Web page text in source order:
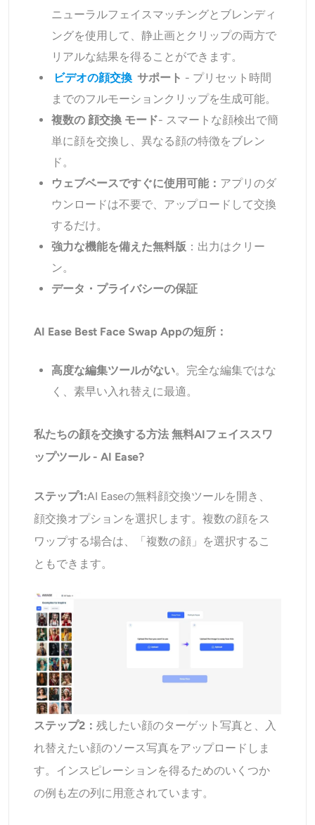
ニューラルフェイスマッチングとブレンディ
ングを使用して、静止画とクリップの両方で
リアルな結果を得ることができます。
ビデオの顔交換 サポート - プリセット時間
までのフルモーションクリップを生成可能。
複数の 顔交換 モード- スマートな顔検出で簡
単に顔を交換し、異なる顔の特徴をブレン
ド。
ウェブベースですぐに使用可能： アプリのダ
ウンロードは不要で、アップロードして交換
するだけ。
強力な機能を備えた無料版 ：出力はクリー
ン。
データ・プライバシーの保証
AI Ease Best Face Swap Appの短所：
高度な編集ツールがない。完全な編集ではな
く、素早い入れ替えに最適。
私たちの顔を交換する方法無料AIフェイススワ
ップツール - AI Ease?
ステップ1:AI Easeの無料顔交換ツールを開き、
顔交換オプションを選択します。複数の顔をス
ワップする場合は、「複数の顔」を選択するこ
ともできます。
ステップ2：残したい顔のターゲット写真と、入
れ替えたい顔のソース写真をアップロードしま
す。インスピレーションを得るためのいくつか
の例も左の列に用意されています。